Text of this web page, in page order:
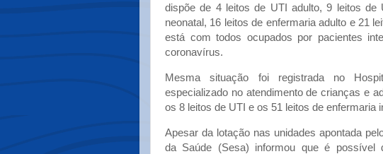
dispõe de 4 leitos de UTI adulto, 9 leitos de
neonatal, 16 leitos de enfermaria adulto e 21
está com todos ocupados por pacientes
coronavírus.
Mesma situação foi registrada no
especializado no atendimento de crianças e
os 8 leitos de UTI e os 51 leitos de enfermaria
Apesar da lotação nas unidades apontada
da Saúde (Sesa) informou que é possível